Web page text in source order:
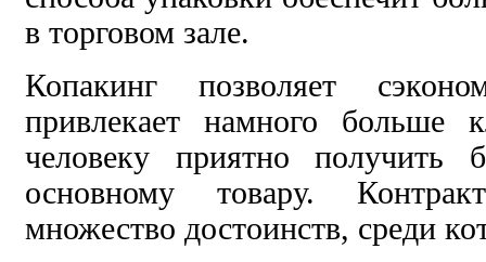
в торговом зале.
Копакинг позволяет
привлекает намного больше
человеку приятно получить
основному товару.
множество достоинств, среди